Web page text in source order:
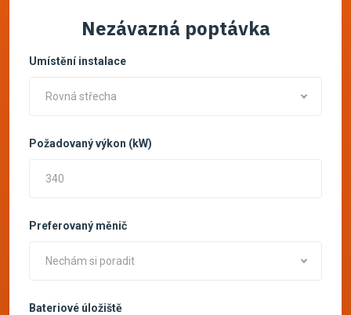
Nezávazná poptávka
Umístění instalace
Rovná střecha
Požadovaný výkon (kW)
Preferovaný měnič
Nechám si poradit
Bateriové úložiště